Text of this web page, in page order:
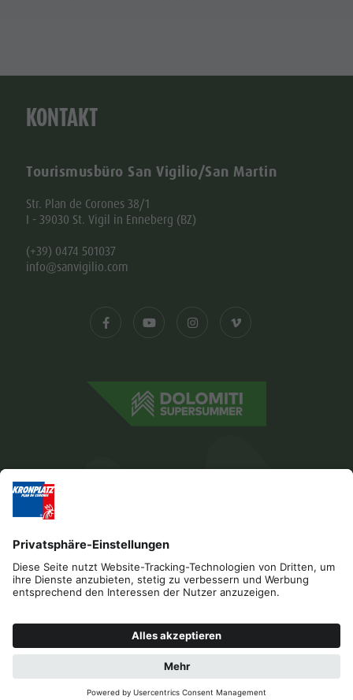
ANFRAGEN
KONTAKT
Tourismusbüro San Vigilio/San Martin
Str. Plan de Corones 38/1
I - 39030 St. Vigil in Enneberg (BZ)
(+39) 0474 501037
info@sanvigilio.com
Impressum Datenschutz
Barrierefreiheitserklärung